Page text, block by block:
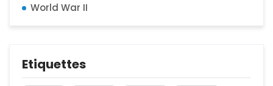
World War II
Etiquettes